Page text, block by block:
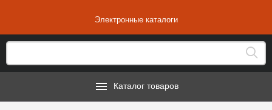
Электронные каталоги
Каталог товаров